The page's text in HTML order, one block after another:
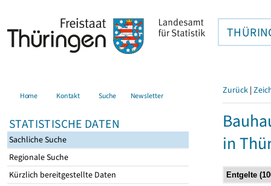
Home Kontakt Suche Newsletter
STATISTISCHE DATEN
Sachliche Suche
Regionale Suche
Kürzlich bereitgestellte Daten
Zurück |
in